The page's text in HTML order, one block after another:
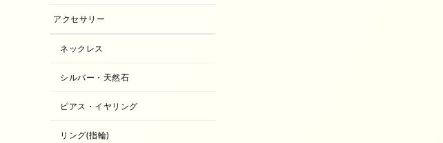
アクセサリー
ネックレス
シルバー・天然石
ピアス・イヤリング
リング(指輪)